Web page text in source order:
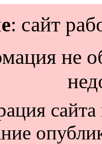
: сайт
не
сайта